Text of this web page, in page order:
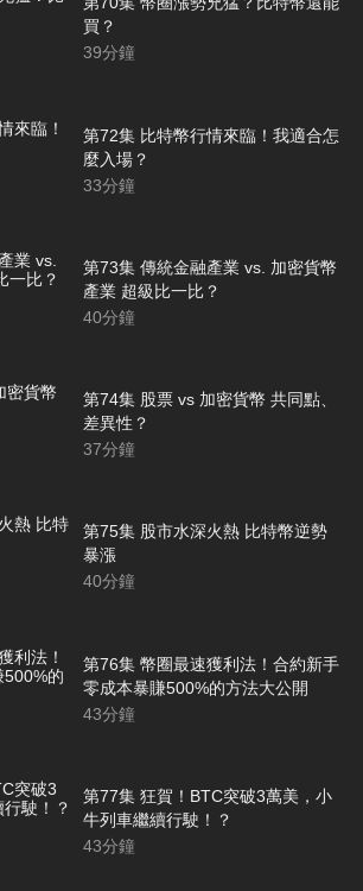
買？
39分鐘
第72集 比特幣行情來臨！我適合怎
麼入場？
33分鐘
第73集 傳統金融產業 vs. 加密貨幣
產業 超級比一比？
40分鐘
第74集 股票 vs 加密貨幣 共同點、
差異性？
37分鐘
第75集 股市水深火熱 比特幣逆勢
暴漲
40分鐘
第76集 幣圈最速獲利法！合約新手
零成本暴賺500%的方法大公開
43分鐘
第77集 狂賀！BTC突破3萬美，小
牛列車繼續行駛！？
43分鐘